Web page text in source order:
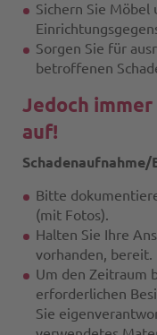
Sichern Sie Möbel
Sorgen Sie für
betroffenen
Jedoch immer
auf!
Schadenaufnahme/
Bitte
(mit Fotos).
Halten Sie Ihre
vorhanden, bereit.
Um den Zeitraum
erforderlichen
Sie